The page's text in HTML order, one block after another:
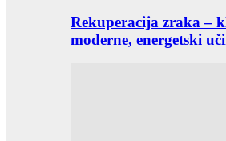
Rekuperacija zraka –
moderne, energetski